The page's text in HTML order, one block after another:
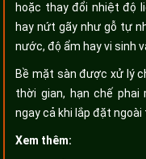
hoặc thay đổi nhiệt độ
hay nứt gãy như gỗ tự
nước, độ ẩm hay vi sinh
Bề mặt sàn được xử lý
thời gian, hạn chế
ngay cả khi lắp đặt
Xem thêm: